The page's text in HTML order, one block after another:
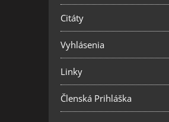
Citáty
Vyhlásenia
Linky
Členská Prihláška